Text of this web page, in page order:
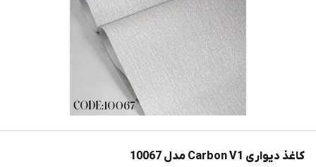
کاغذ دیواری Carbon V1 مدل 10067